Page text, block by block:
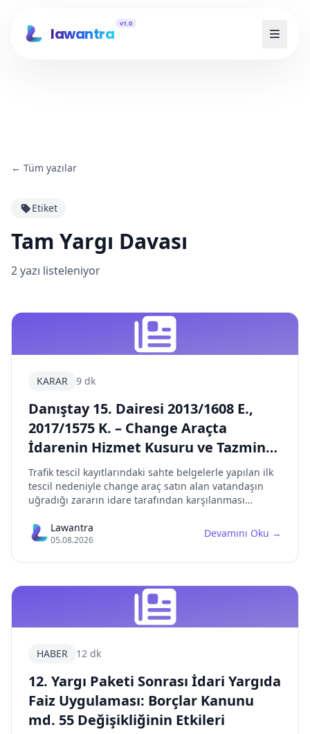
lawantra
v1.0
← Tüm yazılar
Etiket
Tam Yargı Davası
2yazı listeleniyor
KARAR 9 dk
Danıştay 15. Dairesi 2013/1608 E.,
2017/1575 K. – Change Araçta
İdarenin Hizmet Kusuru ve Tazminat
Sorumluluğu
Trafik tescil kayıtlarındaki sahte belgelerle yapılan ilk
tescil nedeniyle change araç satın alan vatandaşın
uğradığı zararın idare tarafından karşılanması
olarak incelenmiştir.
Lawantra
05.08.2026
Devamını Oku →
HABER 12 dk
12. Yargı Paketi Sonrası İdari Yargıda
Faiz Uygulaması: Borçlar Kanunu
md. 55 Değişikliğinin Etkileri